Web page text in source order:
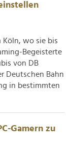
wo sie bis
Begeisterte
von DB
Deutschen Bahn
in bestimmten
Gamern zu